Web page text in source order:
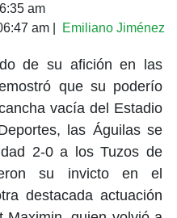
am
am| Emiliano Jiménez
de su afición en las
que su poderío
vacía del Estadio
las Águilas se
2-0 a los Tuzos de
su invicto en el
destacada actuación